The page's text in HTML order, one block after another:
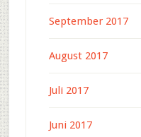
September 2017
August 2017
Juli 2017
Juni 2017